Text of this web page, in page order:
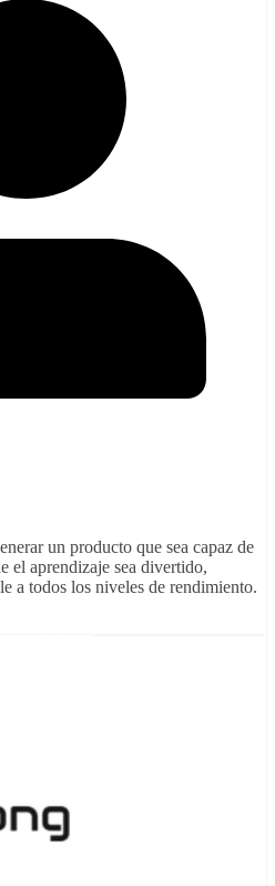
un producto que sea capaz de
el aprendizaje sea divertido,
a todos los niveles de rendimiento.